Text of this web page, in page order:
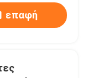
επαφή